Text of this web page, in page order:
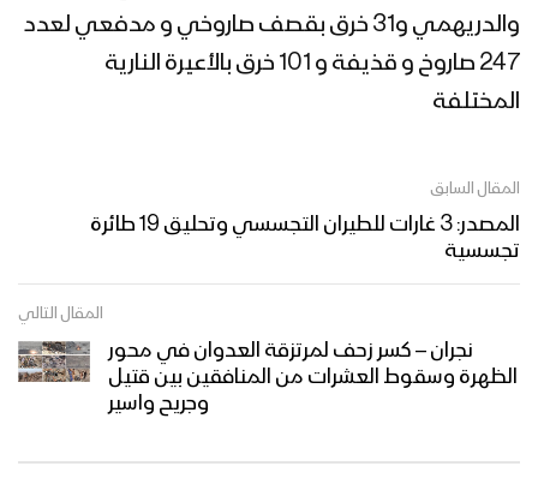
والدريهمي و31 خرق بقصف صاروخي و مدفعي لعدد
247 صاروخ و قذيفة و 101 خرق بالأعيرة النارية
المختلفة
المقال السابق
المصدر: 3 غارات للطيران التجسسي وتحليق 19 طائرة
تجسسية
المقال التالي
نجران – كسر زحف لمرتزقة العدوان في محور
الظهرة وسقوط العشرات من المنافقين بين قتيل
وجريح واسير